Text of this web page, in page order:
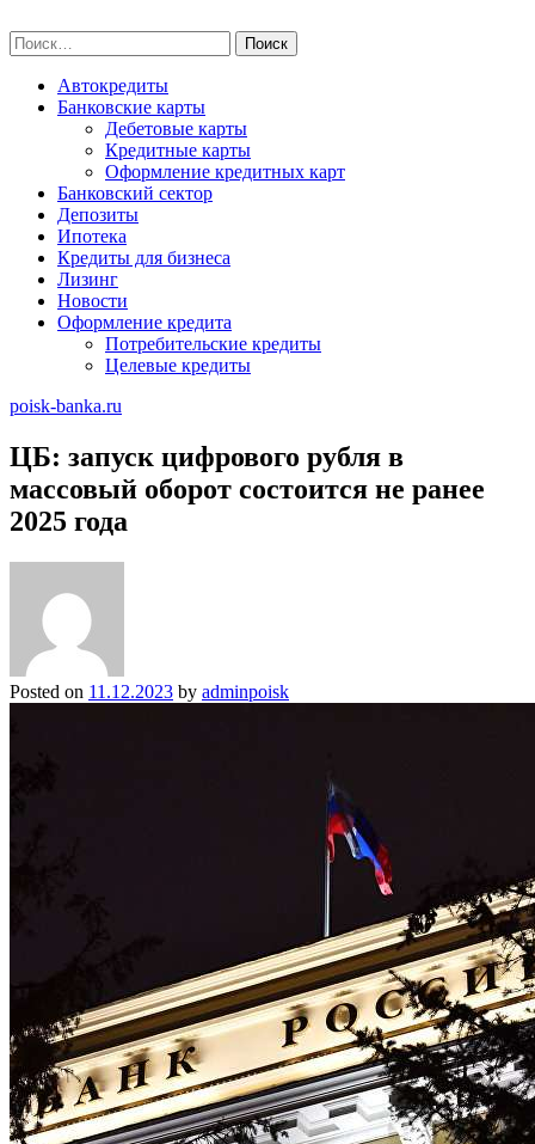
to
content
Найти:
Автокредиты
Банковские карты
Дебетовые карты
Кредитные карты
Оформление кредитных карт
Банковский сектор
Депозиты
Ипотека
Кредиты для бизнеса
Лизинг
Новости
Оформление кредита
Потребительские кредиты
Целевые кредиты
poisk-banka.ru
ЦБ: запуск цифрового рубля в
массовый оборот состоится не ранее
2025 года
Posted on 11.12.2023 by adminpoisk